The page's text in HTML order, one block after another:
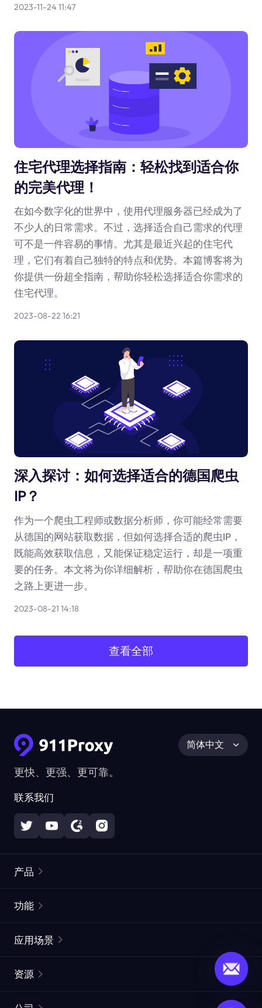
2023-11-24 11:47
住宅代理选择指南：轻松找到适合你
的完美代理！
在如今数字化的世界中，使用代理服务器已经成为了
不少人的日常需求。不过，选择适合自己需求的代理
可不是一件容易的事情。尤其是最近兴起的住宅代
理，它们有着自己独特的特点和优势。本篇博客将为
你提供一份超全指南，帮助你轻松选择适合你需求的
住宅代理。
2023-08-22 16:21
深入探讨：如何选择适合的德国爬虫
IP？
作为一个爬虫工程师或数据分析师，你可能经常需要
从德国的网站获取数据，但如何选择合适的爬虫IP，
既能高效获取信息，又能保证稳定运行，却是一项重
要的任务。本文将为你详细解析，帮助你在德国爬虫
之路上更进一步。
2023-08-21 14:18
查看全部
更快、更强、更可靠。
联系我们
简体中文
产品
静态住宅代理
功能
ISP代理
应用场景
资源